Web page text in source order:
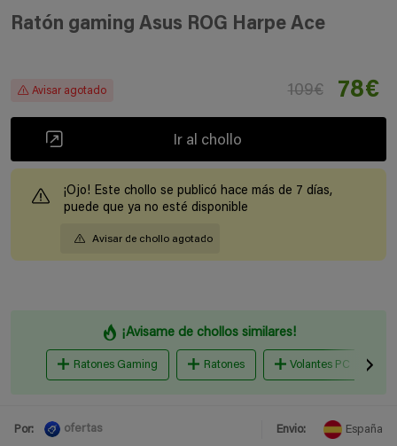
Ratón gaming Asus ROG Harpe Ace
Avisar agotado 109€ 78€
Ir al chollo
¡Ojo! Este chollo se publicó hace más de 7 días,
puede que ya no esté disponible
Avisar de chollo agotado
¡Avisame de chollos similares!
Ratones Gaming Ratones Volantes PC
Por: ofertas Envio: España